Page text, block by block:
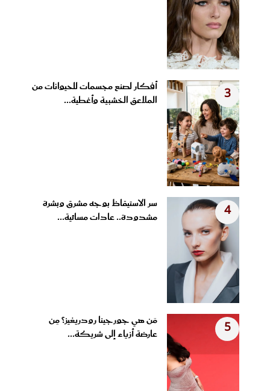
3
أفكار لصنع مجسمات للحيوانات من
الملاعق الخشبية وأغطية...
4
سر الاستيقاظ بوجه مشرق وبشرة
مشدودة.. عادات مسائية...
5
مَن هي جورجينا رودريغيز؟ مِن
عارضة أزياء إلى شريكة...